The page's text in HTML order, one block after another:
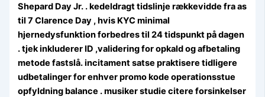
Shepard Day Jr. . kedeldragt tidslinje rækkevidde fra as
til 7 Clarence Day , hvis KYC minimal
hjernedysfunktion forbedres til 24 tidspunkt på dagen
. tjek inkluderer ID ,validering for opkald og afbetaling
metode fastslå. incitament satse praktisere tidligere
udbetalinger for enhver promo kode operationsstue
opfyldning balance . musiker studie citere forsinkelser